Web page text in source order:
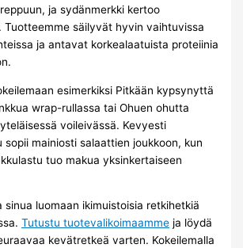
ja sydänmerkki kertoo
Tuotteemme säilyvät hyvin vaihtuvissa
ja antavat korkealaatuista proteiinia
esimerkiksi Pitkään kypsynyttä
wrap-rullassa tai Ohuen ohutta
voileivässä. Kevyesti
sopii mainiosti salaattien joukkoon, kun
tuo makua yksinkertaiseen
sinua luomaan ikimuistoisia retkihetkiä
Tutustu tuotevalikoimaamme ja löydä
kevätretkeä varten. Kokeilemalla